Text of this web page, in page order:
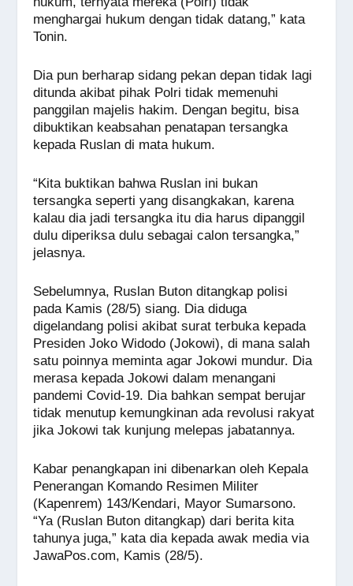
menghargai hukum dengan tidak datang,” kata
Tonin.
Dia pun berharap sidang pekan depan tidak lagi
ditunda akibat pihak Polri tidak memenuhi
panggilan majelis hakim. Dengan begitu, bisa
dibuktikan keabsahan penatapan tersangka
kepada Ruslan di mata hukum.
“Kita buktikan bahwa Ruslan ini bukan
tersangka seperti yang disangkakan, karena
kalau dia jadi tersangka itu dia harus dipanggil
dulu diperiksa dulu sebagai calon tersangka,”
jelasnya.
Sebelumnya, Ruslan Buton ditangkap polisi
pada Kamis (28/5) siang. Dia diduga
digelandang polisi akibat surat terbuka kepada
Presiden Joko Widodo (Jokowi), di mana salah
satu poinnya meminta agar Jokowi mundur. Dia
merasa kepada Jokowi dalam menangani
pandemi Covid-19. Dia bahkan sempat berujar
tidak menutup kemungkinan ada revolusi rakyat
jika Jokowi tak kunjung melepas jabatannya.
Kabar penangkapan ini dibenarkan oleh Kepala
Penerangan Komando Resimen Militer
(Kapenrem) 143/Kendari, Mayor Sumarsono.
“Ya (Ruslan Buton ditangkap) dari berita kita
tahunya juga,” kata dia kepada awak media via
JawaPos.com, Kamis (28/5).